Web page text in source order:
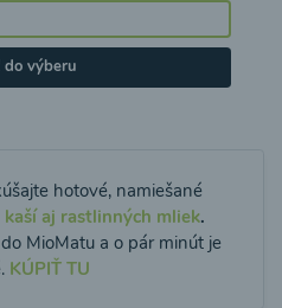
do výberu
hotové, namiešané
aj rastlinných mliek.
MioMatu a o pár minút je
KÚPIŤ TU